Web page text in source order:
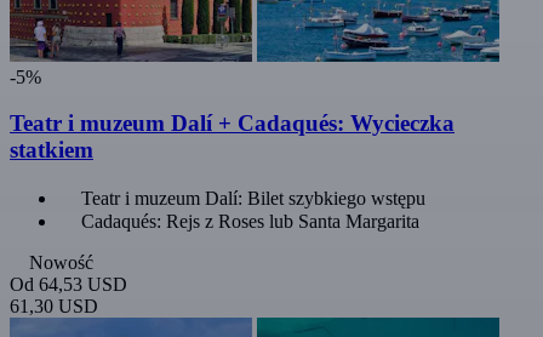
-5%
Teatr i muzeum Dalí + Cadaqués: Wycieczka
statkiem
Teatr i muzeum Dalí: Bilet szybkiego wstępu
Cadaqués: Rejs z Roses lub Santa Margarita
Nowość
Od 64,53 USD
61,30 USD